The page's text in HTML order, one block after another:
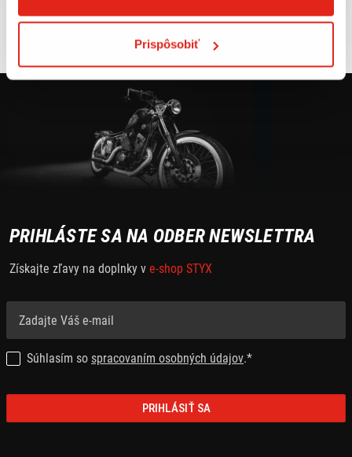
Prispôsobiť
PRIHLÁSTE SA NA ODBER NEWSLETTRA
Získajte zľavy na doplnky v e-shop STYX
Súhlasím so spracovaním osobných údajov.*
PRIHLÁSIŤ SA